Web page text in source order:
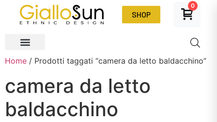
SHOP
0
Home / Prodotti taggati “camera da letto baldacchino”
camera da letto
baldacchino